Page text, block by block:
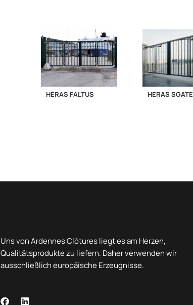
HERAS FALTUS HERAS SGATE
Uns von Ardennes Clôtures liegt es am Herzen,
Qualitätsprodukte zu liefern. Daher verwenden wir
ausschließlich europäische Erzeugnisse.